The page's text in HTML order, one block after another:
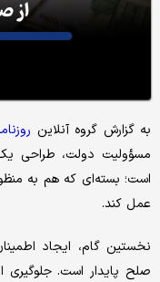
به گزارش گروه آنلاین
مسؤولیت دولت، طراحی
است؛ بسته‌ای که هم به
عمل کند.
نخستین گام، ایجاد
صلح پایدار است. جلوگیری